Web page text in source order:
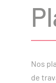
Nos
de